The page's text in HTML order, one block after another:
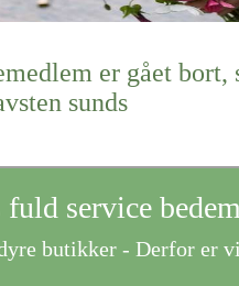
er gået bort,
sunds
service
butikker - Derfor er